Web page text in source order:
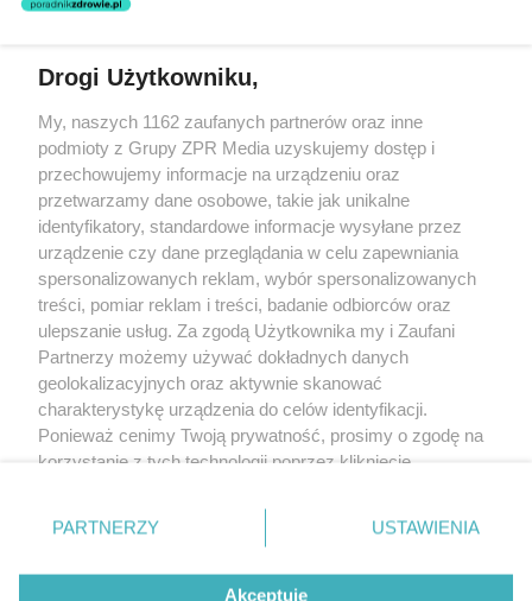
świadczeń zdrowotnych w rozumieniu art. 3 ust 1 ustawy o
rozpowszechniany lub dalej rozpowszechniany w jakikolwiek sposób
(w tym także elektroniczny lub mechaniczny) na jakimkolwiek polu
eksploatacji w jakiejkolwiek formie, włącznie z umieszczaniem w
Internecie bez pisemnej zgody właściciela praw. Jakiekolwiek użycie
lub wykorzystanie utworów w całości lub w części z naruszeniem
prawa, tzn. bez właściwej zgody, jest zabronione pod groźbą kary i
może być ścigane prawnie.
O nas
Informacje prawne
Nasze serwisy
Drogi Użytkowniku,
My, naszych 1162 zaufanych partnerów oraz inne
podmioty z Grupy ZPR Media uzyskujemy dostęp i
przechowujemy informacje na urządzeniu oraz
przetwarzamy dane osobowe, takie jak unikalne
identyfikatory, standardowe informacje wysyłane przez
urządzenie czy dane przeglądania w celu zapewniania
spersonalizowanych reklam, wybór spersonalizowanych
treści, pomiar reklam i treści, badanie odbiorców oraz
ulepszanie usług. Za zgodą Użytkownika my i Zaufani
Partnerzy możemy używać dokładnych danych
geolokalizacyjnych oraz aktywnie skanować
charakterystykę urządzenia do celów identyfikacji.
Ponieważ cenimy Twoją prywatność, prosimy o zgodę na
korzystanie z tych technologii poprzez kliknięcie
zmienić/wycofać klikając przycisk ustawień prywatności
znajdujący się w lewym dolnym rogu strony
rodzaje przetwarzania danych nie wymagają zgody
użytkownika, ale masz prawo sprzeciwić się takiemu
PARTNERZY USTAWIENIA
Akceptuję